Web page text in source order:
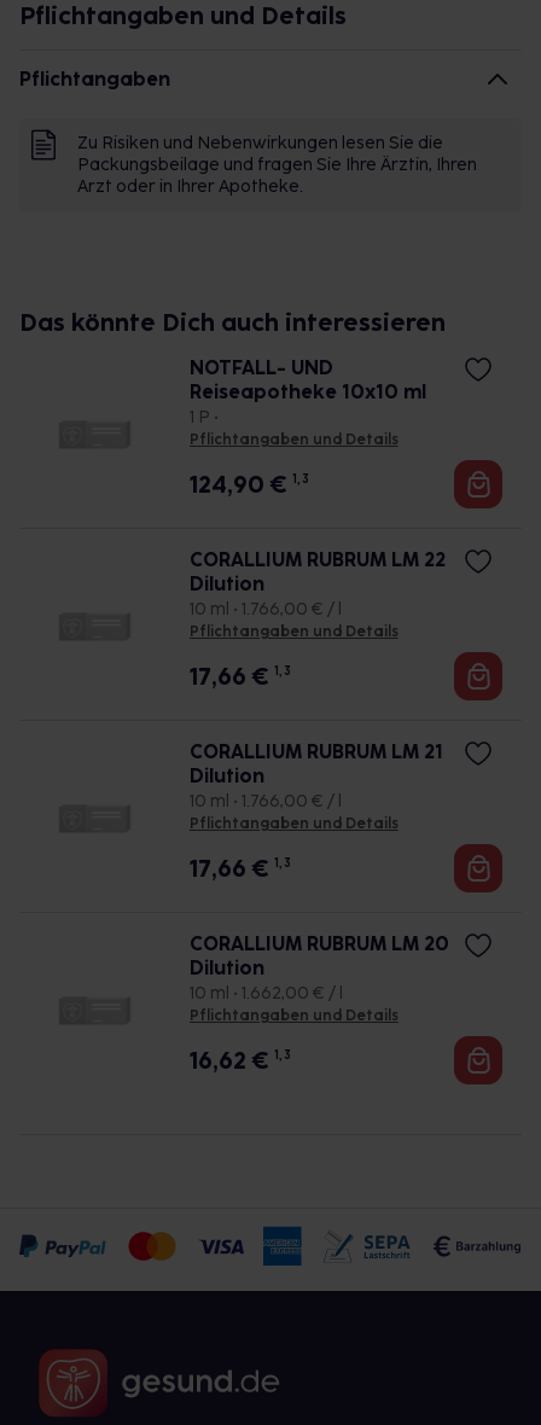
Pflichtangaben und Details
Pflichtangaben
Zu Risiken und Nebenwirkungen lesen Sie die
Packungsbeilage und fragen Sie Ihre Ärztin, Ihren
Arzt oder in Ihrer Apotheke.
Das könnte Dich auch interessieren
NOTFALL- UND
Reiseapotheke 10x10 ml
1 P •
Pflichtangaben und Details
124,90 € 1, 3
CORALLIUM RUBRUM LM 22
Dilution
10 ml • 1.766,00 € / l
Pflichtangaben und Details
17,66 € 1, 3
CORALLIUM RUBRUM LM 21
Dilution
10 ml • 1.766,00 € / l
Pflichtangaben und Details
17,66 € 1, 3
CORALLIUM RUBRUM LM 20
Dilution
10 ml • 1.662,00 € / l
Pflichtangaben und Details
16,62 € 1, 3